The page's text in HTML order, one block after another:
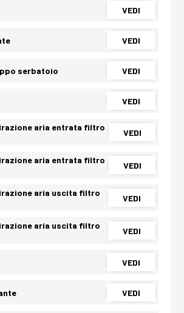
VEDI
VEDI
serbatoio VEDI
VEDI
aria entrata filtro
VEDI
aria entrata filtro
VEDI
aria uscita filtro
VEDI
aria uscita filtro
VEDI
VEDI
VEDI